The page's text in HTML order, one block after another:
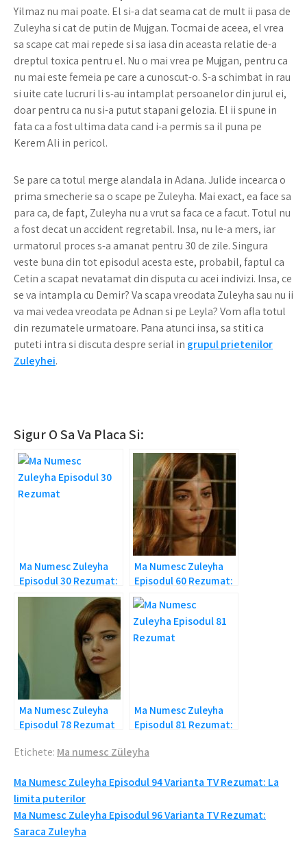
Yilmaz nu mai poate. El si-a dat seama cat de mult ii pasa de
Zuleyha si cat de putin de Mujgan. Tocmai de aceea, el vrea
sa scape cat mai repede si sa iasa din aceasta relatie de-a
dreptul toxica pentru el. Nu o mai vrea pe Mujgan, pentru ca
nu mai este femeia pe care a cunoscut-o. S-a schimbat in rau
si uite cate lucruri li s-au intamplat persoanelor din jurul ei,
doar pentru ca nu si-a putut stapani gelozia. El ii spune in
fata ca a fost ultima data cand i-a permis sa il puna pe
Kerem Ali in pericol.
Se pare ca totul merge alandala in Adana. Julide incearca o
prima smecherie sa o scape pe Zuleyha. Mai exact, ea face sa
para ca, de fapt, Zuleyha nu a vrut sa faca ce a facut. Totul nu
a fost decat un accident regretabil. Insa, nu le-a mers, iar
urmatorul proces s-a amanat pentru 30 de zile. Singura
veste buna din tot episodul acesta este, probabil, faptul ca
Cetin a scapat nevatamat din disputa cu acei indivizi. Insa, ce
se va intampla cu Demir? Va scapa vreodata Zuleyha sau nu ii
va mai vedea vreodata pe Adnan si pe Leyla? Vom afla totul
din rezumatele urmatoare. Pana atunci insa, sa stiti ca
puteti intra si discuta despre serial in grupul prietenilor
Zuleyhei.
Sigur O Sa Va Placa Si:
Ma Numesc Zuleyha
Episodul 30 Rezumat:
Ce ai facut, Yilmaz?
Ma Numesc Zuleyha
Episodul 60 Rezumat:
Zuleyha intra dupa
gratii!
Ma Numesc Zuleyha
Episodul 78 Rezumat
Mujgan
Ma Numesc Zuleyha
Episodul 81 Rezumat:
Etichete: Ma numesc Züleyha
Navigare
în
articole
Ma Numesc Zuleyha Episodul 94 Varianta TV Rezumat: La
limita puterilor
Ma Numesc Zuleyha Episodul 96 Varianta TV Rezumat:
Saraca Zuleyha